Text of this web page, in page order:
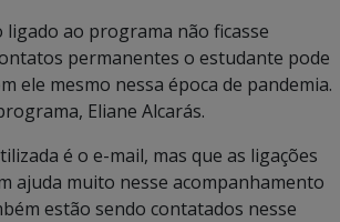
ligado ao programa não ficasse
permanentes o estudante pode
ele mesmo nessa época de pandemia.
Eliane Alcarás.
é o e-mail, mas que as ligações
ajuda muito nesse acompanhamento
estão sendo contatados nesse